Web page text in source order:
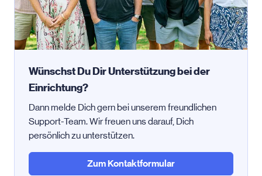
Wünschst Du Dir Unterstützung bei der
Einrichtung?
Dann melde Dich gern bei unserem freundlichen
Support-Team. Wir freuen uns darauf, Dich
persönlich zu unterstützen.
Zum Kontaktformular